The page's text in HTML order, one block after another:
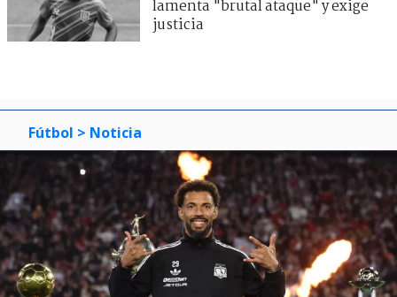
lamenta "brutal ataque" y exige
justicia
Fútbol > Noticia